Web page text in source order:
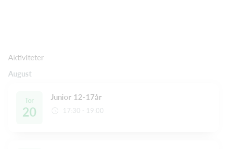
Aktiviteter
August
Tor
20
Junior 12-17år
17:30 - 19:00